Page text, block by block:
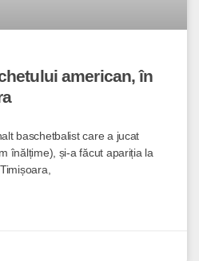
american, în
baschetbalist care a jucat
înălțime), și-a făcut apariția la